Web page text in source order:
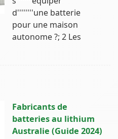
d''''''''une batterie
pour une maison
autonome ?; 2 Les
Fabricants de
batteries au lithium
Australie (Guide 2024)